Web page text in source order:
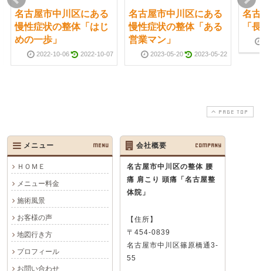
名古屋市中川区にある
慢性症状の整体「はじ
めの一歩」
2022-10-06 2022-10-07
名古屋市中川区にある
慢性症状の整体「ある
営業マン」
2023-05-20 2023-05-22
名
「
PAGE TOP
メニュー MENU
ＨＯＭＥ
メニュー料金
施術風景
お客様の声
地図行き方
プロフィール
お問い合わせ
会社概要 COMPANY
名古屋市中川区の整体 腰
痛 肩こり 頭痛 「名古屋整
体院」
【住所】
〒454-0839
名古屋市中川区篠原橋通3-
55